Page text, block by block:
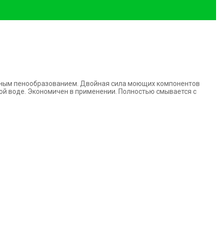
пенообразованием. Двойная сила моющих компонентов
воде. Экономичен в применении. Полностью смывается с